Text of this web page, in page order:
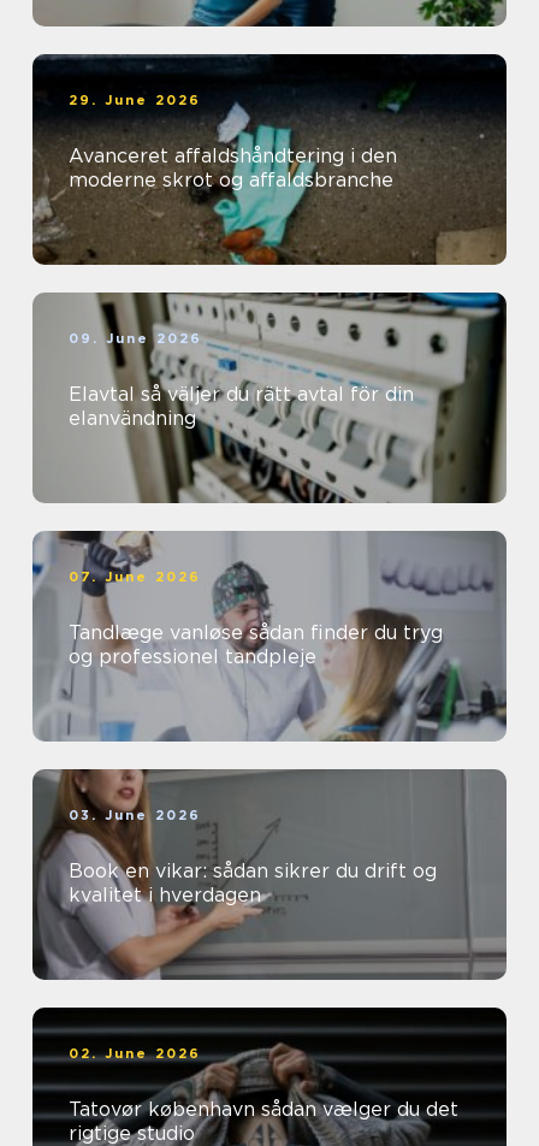
29. June 2026
Avanceret affaldshåndtering i den
moderne skrot og affaldsbranche
09. June 2026
Elavtal så väljer du rätt avtal för din
elanvändning
07. June 2026
Tandlæge vanløse sådan finder du tryg
og professionel tandpleje
03. June 2026
Book en vikar: sådan sikrer du drift og
kvalitet i hverdagen
02. June 2026
Tatovør københavn sådan vælger du det
rigtige studio